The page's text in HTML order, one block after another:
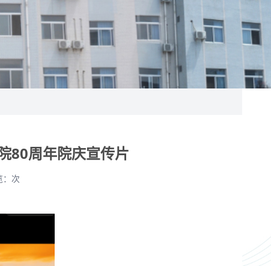
80周年院庆宣传片
次